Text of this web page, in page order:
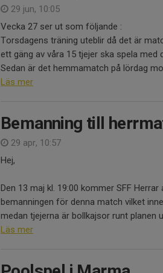
29 jun, 10:05
Vecka 27 ser ut som följande :
Torsdagens träning uteblir då det är
ett gäng av våra 15 tjejer ska spela med
Sedan är det hemmamatch på lördag
Läs mer
Bemanning till
29 apr, 10:57
Hej,
Den 13 maj kl. 19:00 kommer SFF
bemanningen för denna match vilket
medan tjejerna är bollkajsor runt planen
Läs mer